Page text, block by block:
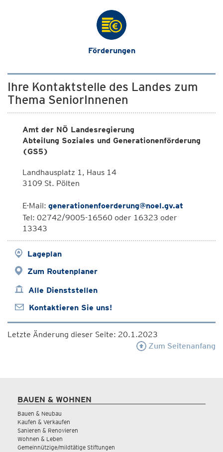
Förderungen
Ihre Kontaktstelle des Landes zum
Thema SeniorInnenen
Amt der NÖ Landesregierung
Abteilung Soziales und Generationenförderung
(GS5)
Landhausplatz 1, Haus 14
3109 St. Pölten
E-Mail: generationenfoerderung@noel.gv.at
Tel: 02742/9005-16560 oder 16323 oder
13343
Lageplan
Zum Routenplaner
Alle Dienststellen
Kontaktieren Sie uns!
Letzte Änderung dieser Seite: 20.1.2023
Zum Seitenanfang
BAUEN & WOHNEN
Bauen & Neubau
Kaufen & Verkaufen
Sanieren & Renovieren
Wohnen & Leben
Gemeinnützige/mildtätige Stiftungen